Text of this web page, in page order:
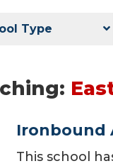
Type
Ironbound
This school